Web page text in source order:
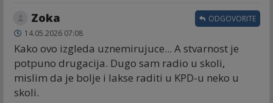
Zoka
14.05.2026 07:08
Kako ovo izgleda uznemirujuce... A stvarnost je
potpuno drugacija. Dugo sam radio u skoli,
mislim da je bolje i lakse raditi u KPD-u neko u
skoli.
ODGOVORITE